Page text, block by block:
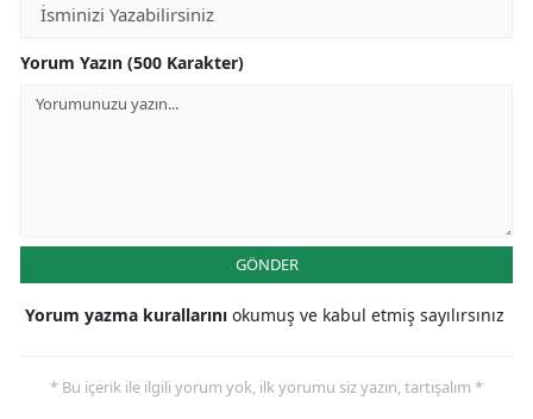
Yorum Yazın (500 Karakter)
GÖNDER
Yorum yazma kurallarını okumuş ve kabul etmiş sayılırsınız
* Bu içerik ile ilgili yorum yok, ilk yorumu siz yazın, tartışalım *